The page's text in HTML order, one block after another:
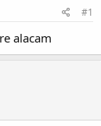
#1
alacam